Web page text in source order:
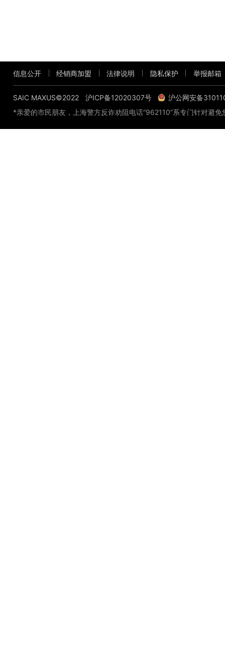
信息公开 经销商加盟 法律说明 隐私保护 举报邮箱
SAIC MAXUS©2022 沪ICP备12020307号
沪公网安备
*亲爱的市民朋友，上海警方反诈劝阻电话“962110”系专门针对避